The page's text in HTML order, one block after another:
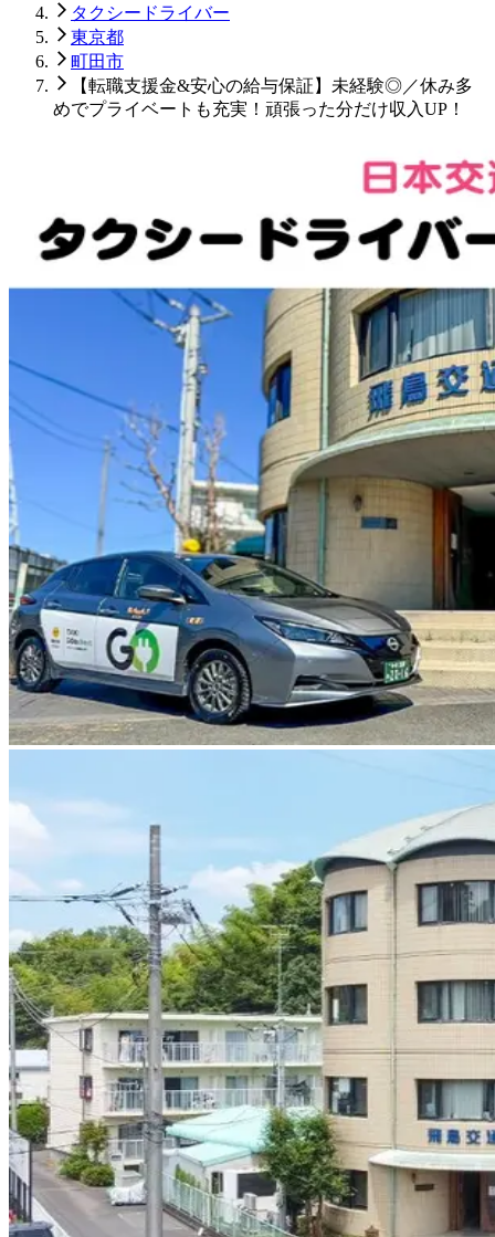
タクシードライバー
東京都
町田市
【転職支援金&安心の給与保証】未経験◎／休み多
めでプライベートも充実！頑張った分だけ収入UP！